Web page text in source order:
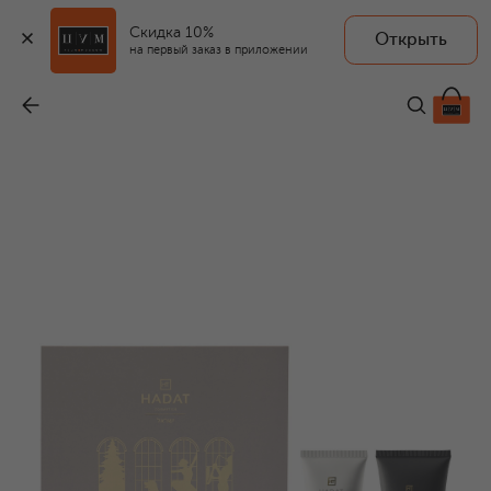
Скидка 10%
на первый заказ в приложении
Открыть
2 900 ₽